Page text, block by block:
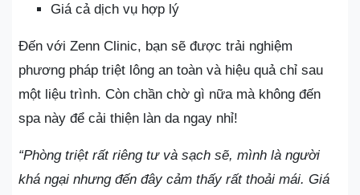
Giá cả dịch vụ hợp lý
Đến với Zenn Clinic, bạn sẽ được trải nghiệm
phương pháp triệt lông an toàn và hiệu quả chỉ sau
một liệu trình. Còn chần chờ gì nữa mà không đến
spa này để cải thiện làn da ngay nhỉ!
“Phòng triệt rất riêng tư và sạch sẽ, mình là người
khá ngại nhưng đến đây cảm thấy rất thoải mái. Giá